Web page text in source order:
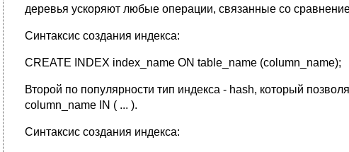
деревья ускоряют любые операции, связанные со
Синтаксис создания индекса:
CREATE INDEX index_name ON table_name (column_name);
Второй по популярности тип индекса - hash, который
column_name IN ( ... ).
Синтаксис создания индекса: